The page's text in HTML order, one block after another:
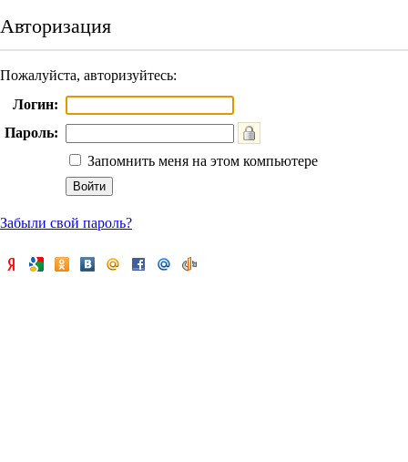
Авторизация
Пожалуйста, авторизуйтесь:
Логин:
Пароль:
Запомнить меня на этом компьютере
Забыли свой пароль?